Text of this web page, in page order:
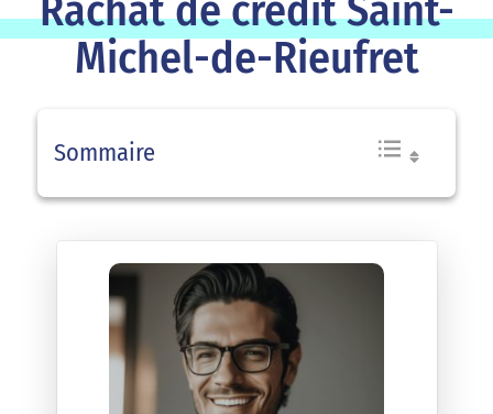
Rachat de crédit Saint-
Michel-de-Rieufret
Sommaire